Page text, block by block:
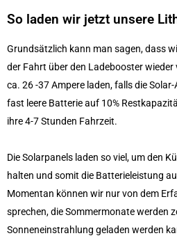
So laden wir jetzt unsere
Grundsätzlich kann man sagen, dass
der Fahrt über den Ladebooster
ca. 26 -37 Ampere laden, falls die
fast leere Batterie auf 10%
ihre 4-7 Stunden Fahrzeit.
Die Solarpanels laden so viel, um den
halten und somit die Batterieleistung
Momentan können wir nur von dem
sprechen, die Sommermonate werden
Sonneneinstrahlung geladen werden